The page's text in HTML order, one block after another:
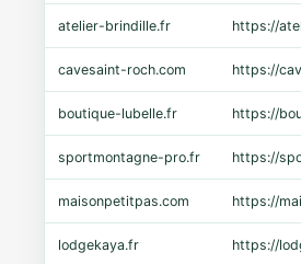
atelier-brindille.fr https://
cavesaint-roch.com https://
boutique-lubelle.fr https://
sportmontagne-pro.fr https://
maisonpetitpas.com https://
lodgekaya.fr https://